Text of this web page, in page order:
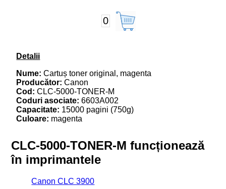
0
Detalii
Nume: Cartuș toner original, magenta
Producător: Canon
Cod: CLC-5000-TONER-M
Coduri asociate: 6603A002
Capacitate: 15000 pagini (750g)
Culoare: magenta
CLC-5000-TONER-M funcționează
în imprimantele
Canon CLC 3900